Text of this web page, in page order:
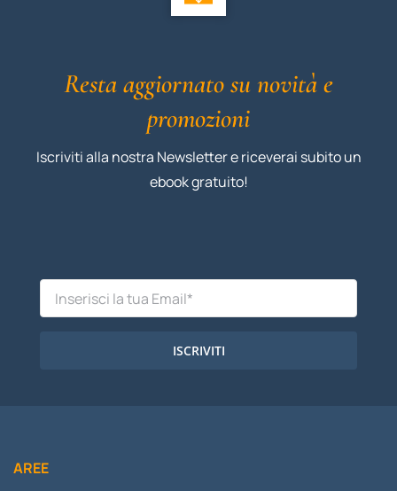
Resta aggiornato su novità e
promozioni
Iscriviti alla nostra Newsletter e riceverai subito un
ebook gratuito!
ISCRIVITI
AREE